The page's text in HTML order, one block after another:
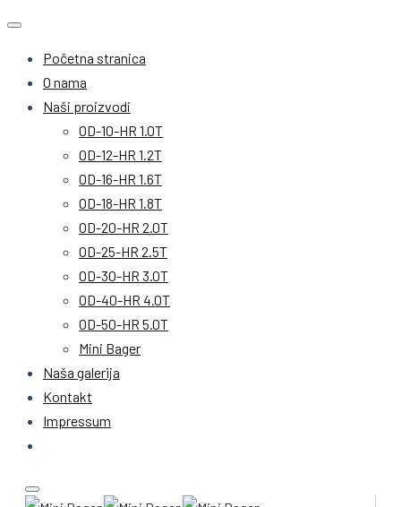
Početna stranica
O nama
Naši proizvodi
OD-10-HR 1.0T
OD-12-HR 1.2T
OD-16-HR 1.6T
OD-18-HR 1.8T
OD-20-HR 2.0T
OD-25-HR 2.5T
OD-30-HR 3.0T
OD-40-HR 4.0T
OD-50-HR 5.0T
Mini Bager
Naša galerija
Kontakt
Impressum